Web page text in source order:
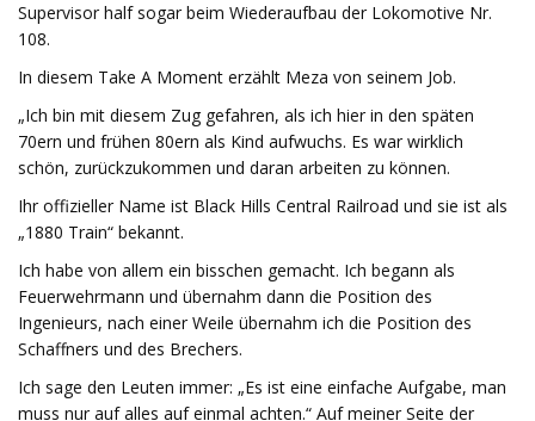
Supervisor half sogar beim Wiederaufbau der Lokomotive Nr.
108.
In diesem Take A Moment erzählt Meza von seinem Job.
„Ich bin mit diesem Zug gefahren, als ich hier in den späten
70ern und frühen 80ern als Kind aufwuchs. Es war wirklich
schön, zurückzukommen und daran arbeiten zu können.
Ihr offizieller Name ist Black Hills Central Railroad und sie ist als
„1880 Train“ bekannt.
Ich habe von allem ein bisschen gemacht. Ich begann als
Feuerwehrmann und übernahm dann die Position des
Ingenieurs, nach einer Weile übernahm ich die Position des
Schaffners und des Brechers.
Ich sage den Leuten immer: „Es ist eine einfache Aufgabe, man
muss nur auf alles auf einmal achten.“ Auf meiner Seite der